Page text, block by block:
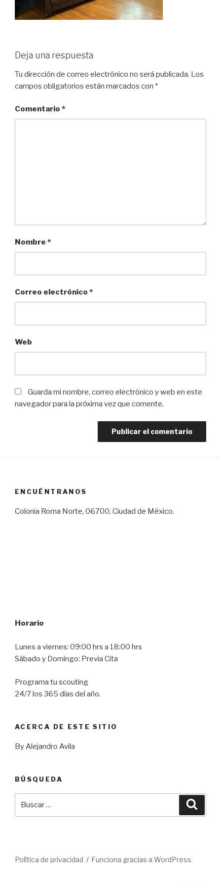
Deja una respuesta
Tu dirección de correo electrónico no será publicada. Los
campos obligatorios están marcados con *
Comentario *
Nombre *
Correo electrónico *
Web
Guarda mi nombre, correo electrónico y web en este
navegador para la próxima vez que comente.
ENCUÉNTRANOS
Colonia Roma Norte, 06700, Ciudad de México.
Horario
Lunes a viernes: 09:00 hrs a 18:00 hrs
Sábado y Domingo: Previa Cita
Programa tu scouting
24/7 los 365 días del año.
ACERCA DE ESTE SITIO
By Alejandro Avila
BÚSQUEDA
Política de privacidad Funciona gracias a WordPress